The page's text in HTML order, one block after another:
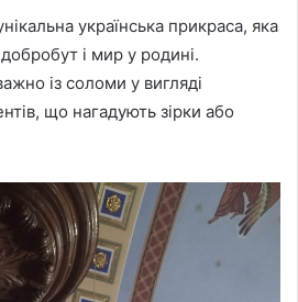
українська прикраса, яка
і мир у родині.
із соломи у вигляді
що нагадують зірки або